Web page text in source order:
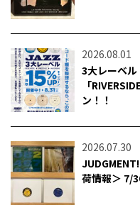
2026.08.01
3大レーベル
「
ン！！
2026.07.30
荷情報＞ 7/